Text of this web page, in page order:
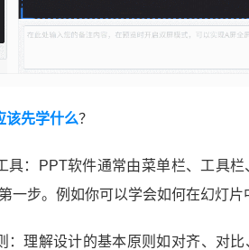
该先学什么？
具：PPT软件通常由菜单栏、工具
一步。例如你可以学会如何在幻灯
：理解设计的基本原则如对齐、对